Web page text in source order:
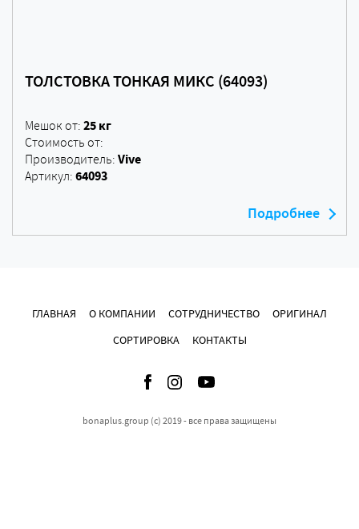
ТОЛСТОВКА ТОНКАЯ МИКС (64093)
Мешок от: 25 кг
Стоимость от:
Производитель: Vive
Артикул: 64093
Подробнее
ГЛАВНАЯ О КОМПАНИИ СОТРУДНИЧЕСТВО
ОРИГИНАЛ
СОРТИРОВКА
КОНТАКТЫ
bonaplus.group (c) 2019 - все права защищены